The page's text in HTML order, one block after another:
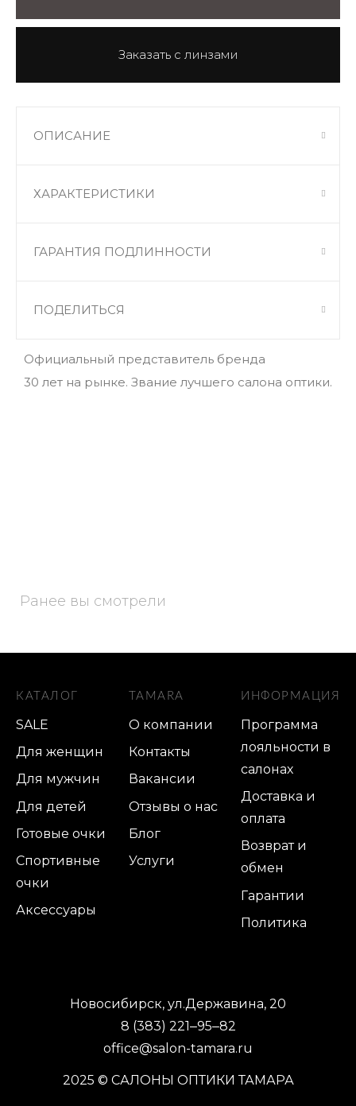
ОПИСАНИЕ
ХАРАКТЕРИСТИКИ
ГАРАНТИЯ ПОДЛИННОСТИ
ПОДЕЛИТЬСЯ
Официальный представитель бренда
30 лет на рынке. Звание лучшего салона оптики.
Ранее вы смотрели
КАТАЛОГ
SALE
Для женщин
Для мужчин
Для детей
Готовые очки
Спортивные
очки
Аксессуары
TAMARA
О компании
Контакты
Вакансии
Отзывы о нас
Блог
Услуги
ИНФОРМАЦИЯ
Программа
лояльности в
салонах
Доставка и
оплата
Возврат и
обмен
Гарантии
Политика
Новосибирск, ул.Державина, 20
8 (383) 221‒95‒82
office@salon-tamara.ru
2025 © САЛОНЫ ОПТИКИ ТАМАРА